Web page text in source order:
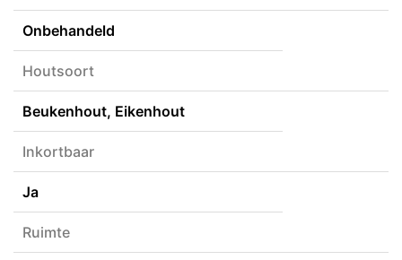
Onbehandeld
Houtsoort
Beukenhout, Eikenhout
Inkortbaar
Ja
Ruimte